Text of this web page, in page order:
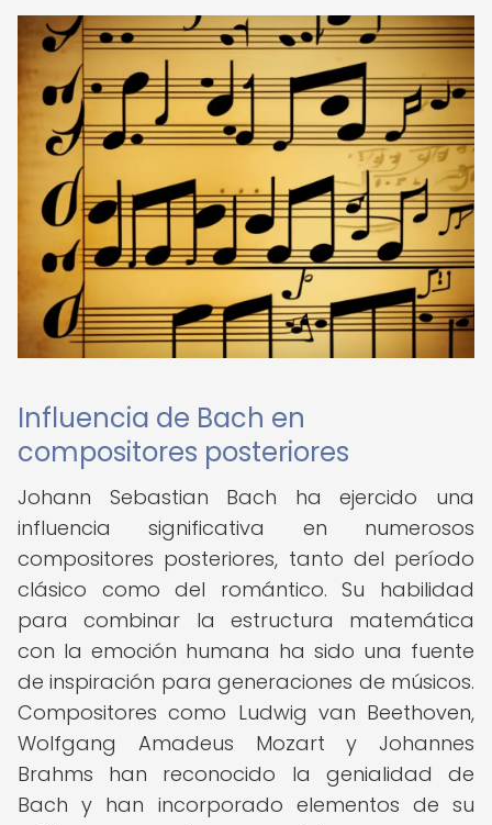
Influencia de Bach en
compositores posteriores
Johann Sebastian Bach ha ejercido una
influencia significativa en numerosos
compositores posteriores, tanto del período
clásico como del romántico. Su habilidad
para combinar la estructura matemática
con la emoción humana ha sido una fuente
de inspiración para generaciones de músicos.
Compositores como Ludwig van Beethoven,
Wolfgang Amadeus Mozart y Johannes
Brahms han reconocido la genialidad de
Bach y han incorporado elementos de su